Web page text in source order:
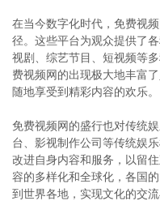
在当今数字化时代，免费视
径。这些平台为观众提供了
视剧、综艺节目、短视频等
费视频网的出现极大地丰富
随地享受到精彩内容的欢乐。
免费视频网的盛行也对传统
台、影视制作公司等传统娱
改进自身内容和服务，以留
容的多样化和全球化，各国
到世界各地，实现文化的交流